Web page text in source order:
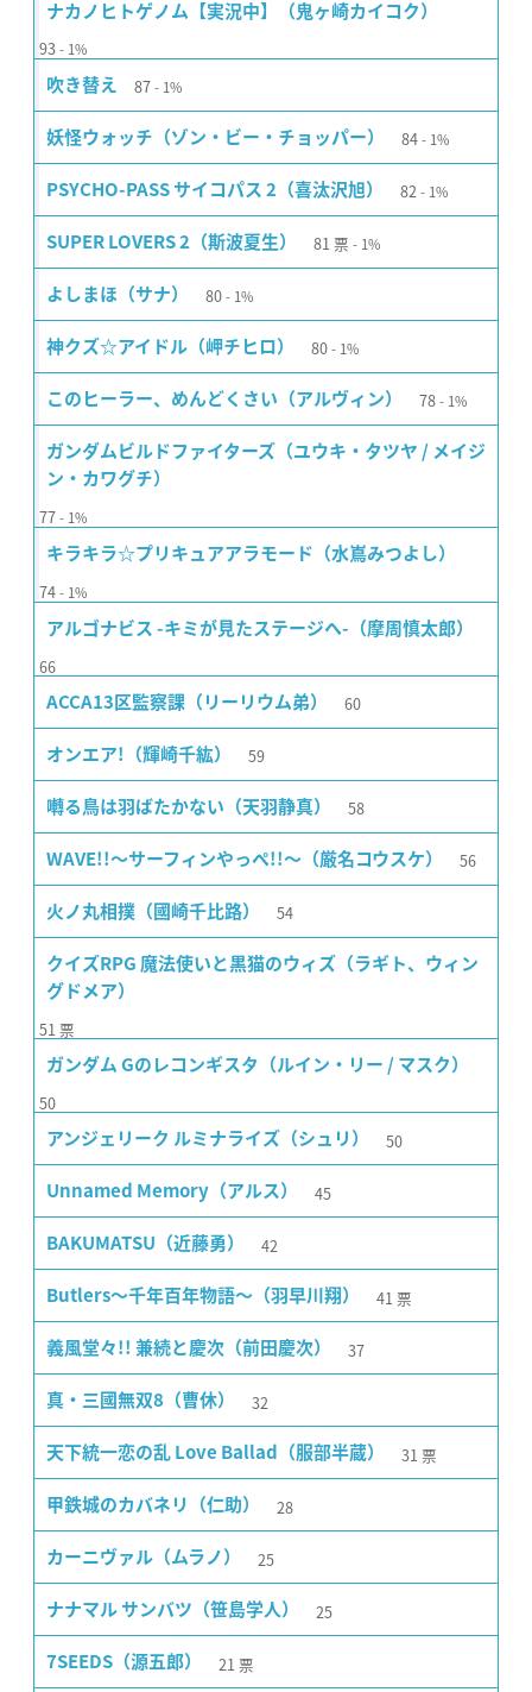
ナカノヒトゲノム【実況中】（鬼ヶ崎カイコク）
93 1%
吹き替え 87 1%
妖怪ウォッチ（ゾン・ビー・チョッパー） 84 1%
PSYCHO-PASS サイコパス 2（喜汰沢旭） 82 1%
SUPER LOVERS 2（斯波夏生） 81 票 1%
よしまほ（サナ） 80 1%
神クズ☆アイドル（岬チヒロ） 80 1%
このヒーラー、めんどくさい（アルヴィン） 78 1%
ガンダムビルドファイターズ（ユウキ・タツヤ / メイジ
ン・カワグチ）
77 1%
キラキラ☆プリキュアアラモード（水嶌みつよし）
74 1%
アルゴナビス -キミが見たステージへ-（摩周慎太郎）
66
ACCA13区監察課（リーリウム弟） 60
オンエア!（輝崎千紘） 59
囀る鳥は羽ばたかない（天羽静真） 58
WAVE!!〜サーフィンやっぺ!!〜（厳名コウスケ） 56
火ノ丸相撲（國崎千比路） 54
クイズRPG 魔法使いと黒猫のウィズ（ラギト、ウィン
グドメア）
51 票
ガンダム Gのレコンギスタ（ルイン・リー / マスク）
50
アンジェリーク ルミナライズ（シュリ） 50
Unnamed Memory（アルス） 45
BAKUMATSU（近藤勇） 42
Butlers〜千年百年物語〜（羽早川翔） 41 票
義風堂々!! 兼続と慶次（前田慶次） 37
真・三國無双8（曹休） 32
天下統一恋の乱 Love Ballad（服部半蔵） 31 票
甲鉄城のカバネリ（仁助） 28
カーニヴァル（ムラノ） 25
ナナマル サンバツ（笹島学人） 25
7SEEDS（源五郎） 21 票